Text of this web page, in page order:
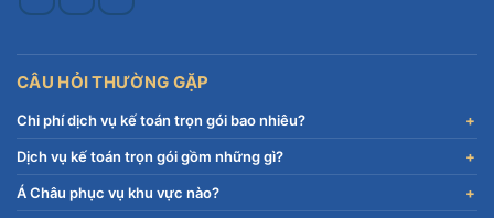
CÂU HỎI THƯỜNG GẶP
Chi phí dịch vụ kế toán trọn gói bao nhiêu?
Dịch vụ kế toán trọn gói gồm những gì?
Á Châu phục vụ khu vực nào?